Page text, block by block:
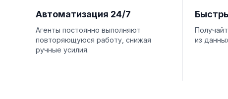
Автоматизация 24/7
Агенты постоянно выполняют
повторяющуюся работу, снижая
ручные усилия.
из